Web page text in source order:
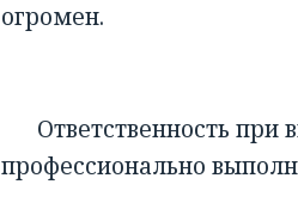
огромен.
Ответственность при
профессионально